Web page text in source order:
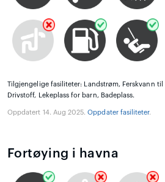
Tilgjengelige fasiliteter: Landstrøm, Ferskvann til
Drivstoff, Lekeplass for barn, Badeplass.
Oppdatert 14. Aug 2025.Oppdater fasiliteter.
Fortøying i havna